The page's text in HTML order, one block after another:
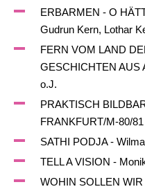
ERBARMEN - O
Gudrun Kern, Lothar
FERN VOM LAND
GESCHICHTEN AUS
o.J.
PRAKTISCH
FRANKFURT/M-80/
SATHI PODJA -
TELL A VISION -
WOHIN SOLLEN